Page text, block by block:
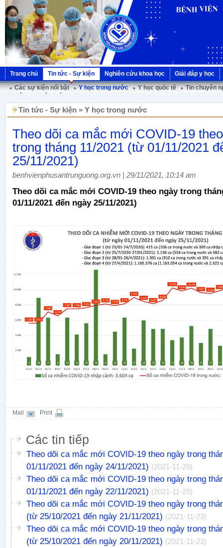
Trang chủ Tin tức - Sự kiện Nghiên cứu khoa học
Giải đáp y học
Các sự kiện nổi bật
Y học trong nước Y học quốc tế
Tin chuyên
Tin tức - Sự kiện » Y học trong nước
Theo dõi ca mắc mới COVID-19
trong tháng 11/2021 (từ 01/11/2021
25/11/2021)
benhvienphusantrunguong.org.vn | 29/11/2021, 10:14 am
Theo dõi ca mắc mới COVID-19 theo ngày trong
01/11/2021 đến ngày 25/11/2021)
Mail Print
Các tin tiếp
Theo dõi ca mắc mới COVID-19 theo ngày trong
01/11/2021 đến ngày 24/11/2021) (2021-11-29)
Theo dõi ca mắc mới COVID-19 theo ngày trong
01/11/2021 đến ngày 22/11/2021) (2021-11-29)
Theo dõi ca mắc mới COVID-19 theo ngày trong
(từ 25/10/2021 đến ngày 21/11/2021) (2021-11-23)
Theo dõi ca mắc mới COVID-19 theo ngày trong
(từ 25/10/2021 đến ngày 20/11/2021) (2021-11-23)